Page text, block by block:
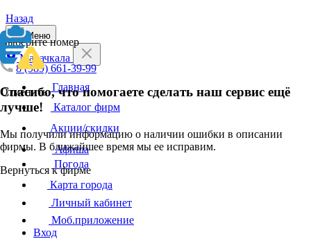
Назад
Выберите номер
8 (989) 661-39-99
Отменить
Спасибо, что помогаете сделать наш сервис ещё
лучше!
Мы получили информацию о наличии ошибки в описании
фирмы. В ближайшее время мы ее исправим.
Вернуться к фирме
Меню
Махачкала
Главная
Каталог фирм
Акции/скидки
Афиша
Погода
Карта города
Личный кабинет
Моб.приложение
Вход